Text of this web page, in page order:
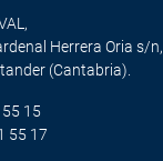
Herrera Oria s/n,
(Cantabria).
15
55 17